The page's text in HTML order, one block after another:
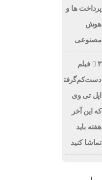
پرداخت‌ ها و
هوش
مصنوعی
۳ فیلم
دست‌کم‌گرفته‌شده
اپل تی وی
که این آخر
هفته باید
تماشا کنید